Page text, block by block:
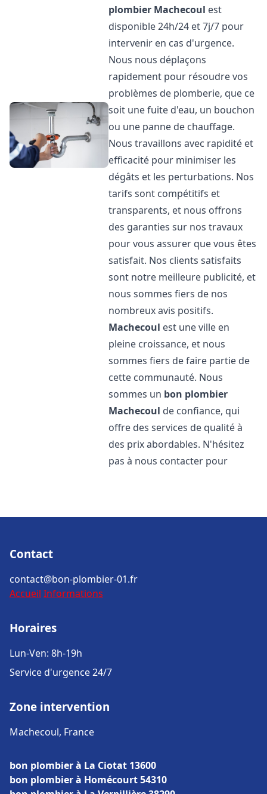
plombier Machecoul est
disponible 24h/24 et 7j/7 pour
intervenir en cas d'urgence.
Nous nous déplaçons
rapidement pour résoudre vos
problèmes de plomberie, que ce
soit une fuite d'eau, un bouchon
ou une panne de chauffage.
Nous travaillons avec rapidité et
efficacité pour minimiser les
dégâts et les perturbations. Nos
tarifs sont compétitifs et
transparents, et nous offrons
des garanties sur nos travaux
pour vous assurer que vous êtes
satisfait. Nos clients satisfaits
sont notre meilleure publicité, et
nous sommes fiers de nos
nombreux avis positifs.
Machecoul est une ville en
pleine croissance, et nous
sommes fiers de faire partie de
cette communauté. Nous
sommes un bon plombier
Machecoul de confiance, qui
offre des services de qualité à
des prix abordables. N'hésitez
pas à nous contacter pour
Contact
contact@bon-plombier-01.fr
Accueil Informations
Horaires
Lun-Ven: 8h-19h
Service d'urgence 24/7
Zone intervention
Machecoul, France
bon plombier à La Ciotat 13600
bon plombier à Homécourt 54310